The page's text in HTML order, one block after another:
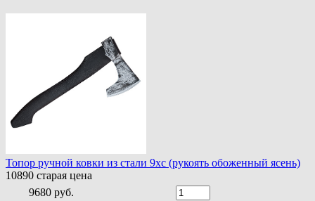
Топор ручной ковки из стали 9хс (рукоять обоженный ясень)
10890 старая цена
9680 руб.